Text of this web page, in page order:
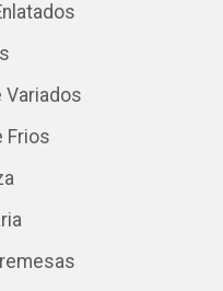
Variados
Frios